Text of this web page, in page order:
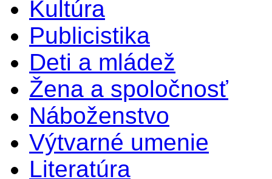
Kultúra
Publicistika
Deti a mládež
Žena a spoločnosť
Náboženstvo
Výtvarné umenie
Literatúra